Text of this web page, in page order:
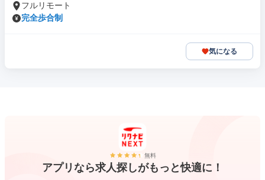
フルリモート
完全歩合制
気になる
無料
アプリなら求人探しがもっと快適に！